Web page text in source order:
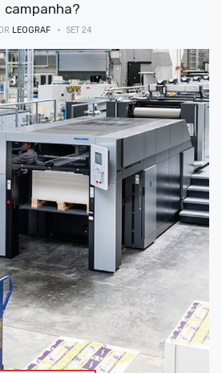
campanha?
LEOGRAF SET 24